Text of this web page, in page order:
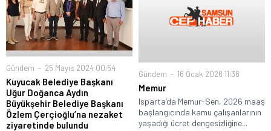
Gündem 25 Mayıs 2024 00:54
Kuyucak Belediye Başkanı
Uğur Doğanca Aydın
Büyükşehir Belediye Başkanı
Özlem Çerçioğlu’na nezaket
ziyaretinde bulundu
Gündem 16 Ocak 2026 11:36
Memur
Isparta’da Memur-Sen, 2026 maaş
başlangıcında kamu çalışanlarının
yaşadığı ücret dengesizliğine...